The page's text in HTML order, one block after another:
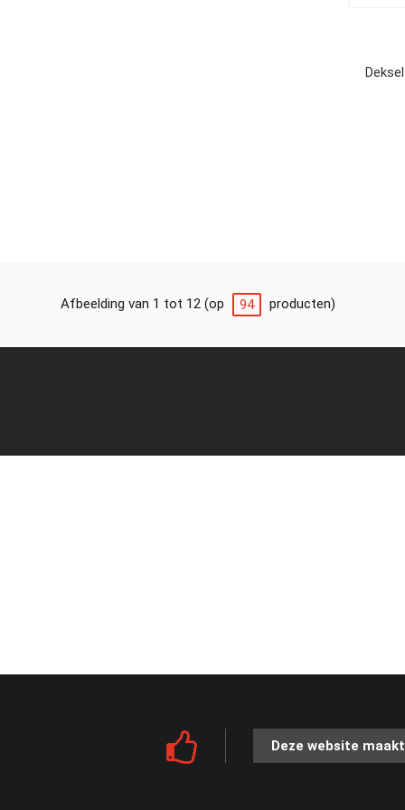
Afbeelding van 1 tot 12 (op 94 producten)
Deze website